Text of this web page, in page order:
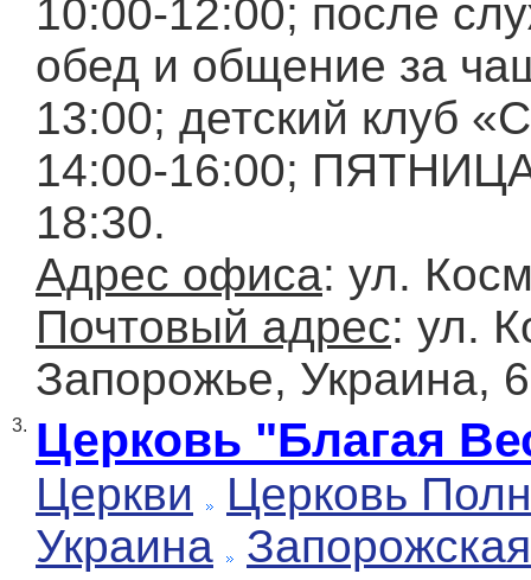
10:00-12:00; после
обед и общение за
13:00; детский клуб
14:00-16:00;
18:30.
Адрес офиса: ул.
Почтовый адрес: ул.
Запорожье, Украина,
3. Церковь "Благая
Церкви
Церковь
Украина
Запорожская